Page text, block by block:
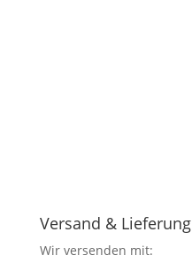
Versand & Lieferung
Wir versenden mit: